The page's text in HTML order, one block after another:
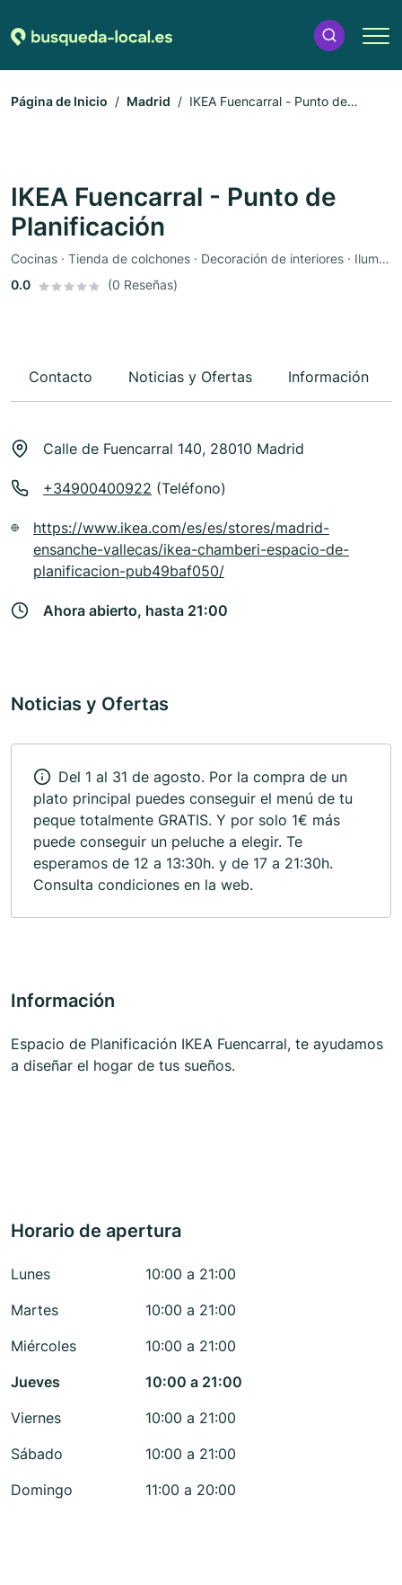
Página de Inicio Madrid
IKEA Fuencarral - Punto de
IKEA Fuencarral - Punto de
Planificación
Cocinas · Tienda de colchones · Decoración de interiores · Iluminación · Muebles · Textiles
0.0
(0 Reseñas)
Contacto Noticias y Ofertas Información
Calle de Fuencarral 140, 28010 Madrid
+34900400922 (Teléfono)
https://www.ikea.com/es/es/stores/madrid-
ensanche-vallecas/ikea-chamberi-espacio-de-
planificacion-pub49baf050/
Ahora abierto, hasta 21:00
Noticias y Ofertas
Del 1 al 31 de agosto. Por la compra de un
plato principal puedes conseguir el menú de tu
peque totalmente GRATIS. Y por solo 1€ más
puede conseguir un peluche a elegir. Te
esperamos de 12 a 13:30h. y de 17 a 21:30h.
Consulta condiciones en la web.
Información
Espacio de Planificación IKEA Fuencarral, te ayudamos
a diseñar el hogar de tus sueños.
Horario de apertura
Lunes
10:00 a 21:00
Martes
10:00 a 21:00
Miércoles
10:00 a 21:00
Jueves
10:00 a 21:00
Viernes
10:00 a 21:00
Sábado
10:00 a 21:00
Domingo
11:00 a 20:00